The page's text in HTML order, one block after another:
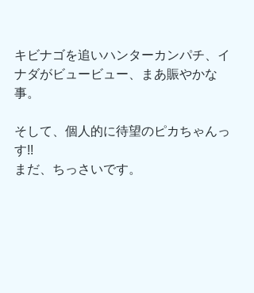
キビナゴを追いハンターカンパチ、イ
ナダがビュービュー、まあ賑やかな
事。
そして、個人的に待望のピカちゃんっ
す!!
まだ、ちっさいです。